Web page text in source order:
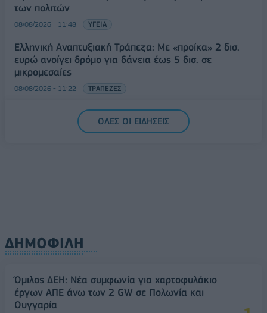
των πολιτών
08/08/2026 - 11:48 ΥΓΕΙΑ
Ελληνική Αναπτυξιακή Τράπεζα: Με «προίκα» 2 δισ.
ευρώ ανοίγει δρόμο για δάνεια έως 5 δισ. σε
μικρομεσαίες
08/08/2026 - 11:22 ΤΡΑΠΕΖΕΣ
5G παντού, 6G στον ορίζοντα: Πού βρίσκεται η
Ελλάδα στη μεγάλη τεχνολογική μετάβαση
ΟΛΕΣ ΟΙ ΕΙΔΗΣΕΙΣ
ΔΗΜΟΦΙΛΗ
Όμιλος ΔΕΗ: Νέα συμφωνία για χαρτοφυλάκιο
έργων ΑΠΕ άνω των 2 GW σε Πολωνία και
Ουγγαρία